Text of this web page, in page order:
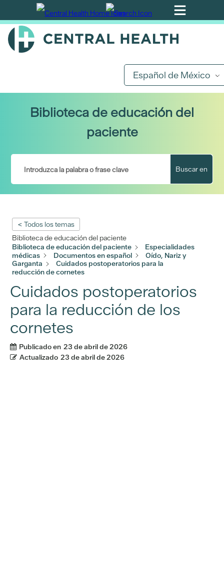
Ir
al
contenido
Español de México
Biblioteca de educación del
paciente
Buscar en
< Todos los temas
Biblioteca de educación del paciente
Biblioteca de educación del paciente
Especialidades
médicas
Documentos en español
Oído, Nariz y
Garganta
Cuidados postoperatorios para la
reducción de cornetes
Cuidados postoperatorios
para la reducción de los
cornetes
Publicado en 23 de abril de 2026
Actualizado 23 de abril de 2026